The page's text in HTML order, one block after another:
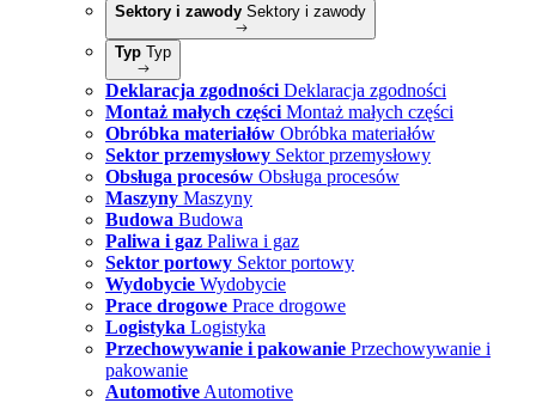
Sektory i zawody Sektory i zawody
Typ Typ
Deklaracja zgodności Deklaracja zgodności
Montaż małych części Montaż małych części
Obróbka materiałów Obróbka materiałów
Sektor przemysłowy Sektor przemysłowy
Obsługa procesów Obsługa procesów
Maszyny Maszyny
Budowa Budowa
Paliwa i gaz Paliwa i gaz
Sektor portowy Sektor portowy
Wydobycie Wydobycie
Prace drogowe Prace drogowe
Logistyka Logistyka
Przechowywanie i pakowanie Przechowywanie i
pakowanie
Automotive Automotive